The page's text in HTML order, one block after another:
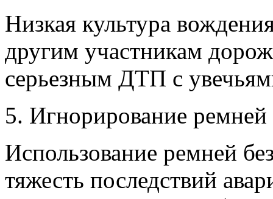
Низкая культура
другим участникам
серьезным ДТП с
5. Игнорирование ремней
Использование ремней
тяжесть последствий